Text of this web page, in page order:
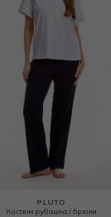
PLUTO
Костюм рубашка / брюки